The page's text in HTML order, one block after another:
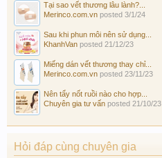
Tại sao vết thương lâu lành?...
Merinco.com.vn posted 3/1/24
Sau khi phun môi nên sử dụng...
KhanhVan posted 21/12/23
Miếng dán vết thương thay chỉ...
Merinco.com.vn posted 23/11/23
Nên tẩy nốt ruồi nào cho hợp...
Chuyên gia tư vấn posted 21/10/23
Hỏi đáp cùng chuyên gia